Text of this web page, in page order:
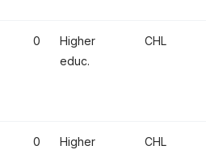
0
Higher
educ.
CHL
0
Higher
CHL